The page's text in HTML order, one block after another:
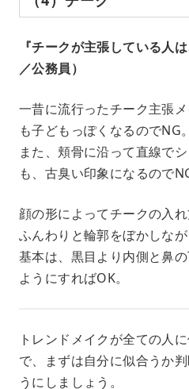
『チークが主張している人
／公務員）
一昔に流行ったチーク主張
も子どもっぽくなるのでNG。
また、頬骨に沿って直線で
も、古臭い印象になるので
顔の形によってチークの入
ふんわりと輪郭をぼかしなが
基本は、黒目より内側と鼻
ようにすればOK。
トレンドメイクが全ての人
で、まずは自分に似合うか
うにしましょう。